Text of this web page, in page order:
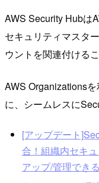
AWS Security Hubは
セキュリティマスタ
ウントを関連付ける
AWS Organizations
に、シームレスに
[アップデート
合！組織内セキ
アップ/管理でき